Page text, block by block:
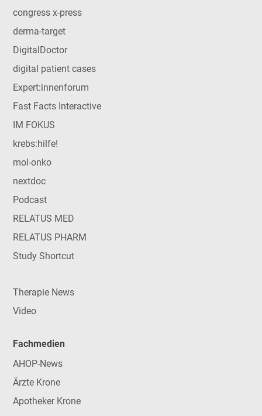
congress x-press
derma-target
DigitalDoctor
digital patient cases
Expert:innenforum
Fast Facts Interactive
IM FOKUS
krebs:hilfe!
mol-onko
nextdoc
Podcast
RELATUS MED
RELATUS PHARM
Study Shortcut
Therapie News
Video
Fachmedien
AHOP-News
Ärzte Krone
Apotheker Krone